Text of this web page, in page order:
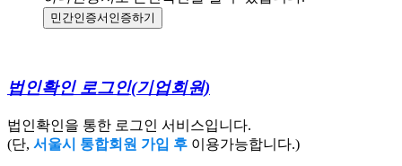
민간인증서 인증하기
법인확인 로그인(기업회원)
법인확인을 통한 로그인 서비스입니다.
(단, 서울시 통합회원 가입 후 이용가능합니다.)